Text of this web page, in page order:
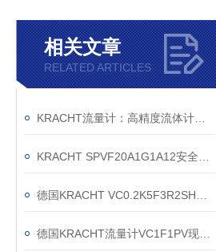
相关文章
RELATED ARTICLES